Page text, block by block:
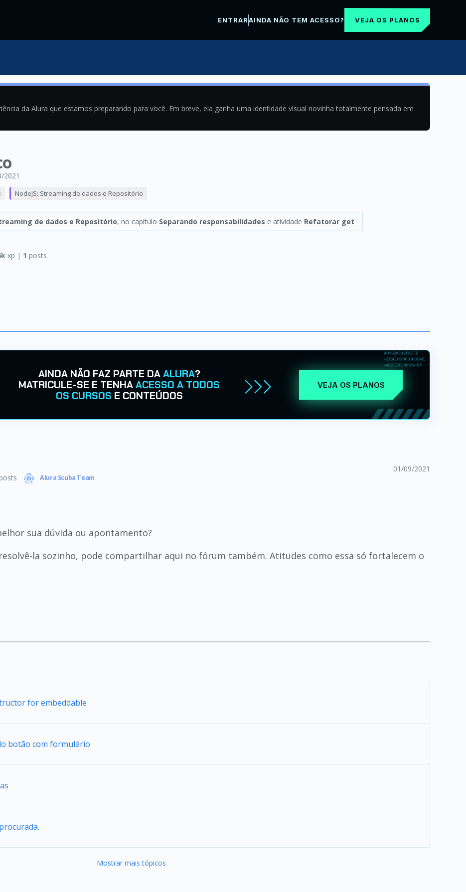
ENTRARAINDA NÃO TEM ACESSO? VEJA OS PLANOS
da Alura que estamos preparando para você. Em breve, ela ganha uma identidade visual novinha totalmente pensada em
2021
NodeJS: Streaming de dados e Repositório
de dados e Repositório, no capítulo Separando responsabilidades e atividade Refatorar get
xp | 1 posts
AINDA NÃO FAZ PARTE DAALURA?
MATRICULE-SE E TENHAACESSO A TODOS
OS CURSOS E CONTEÚDOS
VEJA OS PLANOS
Alura Scuba Team
01/09/2021
sua dúvida ou apontamento?
la sozinho, pode compartilhar aqui no fórum também. Atitudes como essa só fortalecem o
for embeddable
botão com formulário
Mostrar mais tópicos